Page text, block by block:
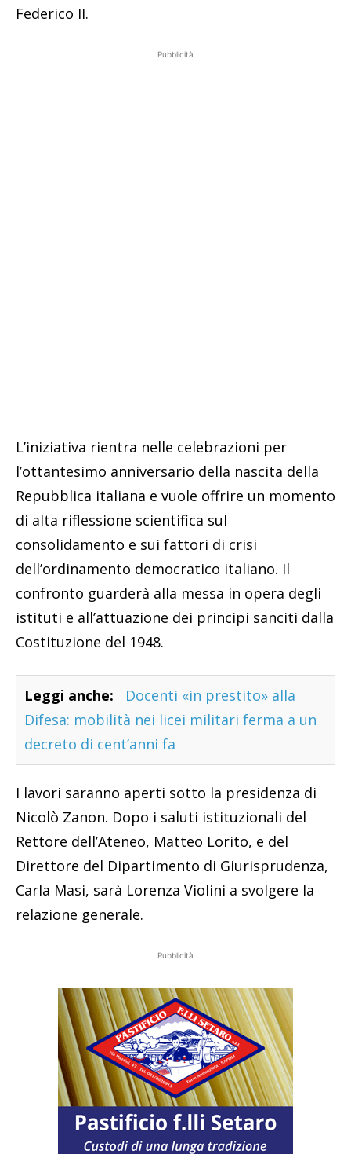
Federico II.
Pubblicità
L’iniziativa rientra nelle celebrazioni per
l’ottantesimo anniversario della nascita della
Repubblica italiana e vuole offrire un momento
di alta riflessione scientifica sul
consolidamento e sui fattori di crisi
dell’ordinamento democratico italiano. Il
confronto guarderà alla messa in opera degli
istituti e all’attuazione dei principi sanciti dalla
Costituzione del 1948.
Leggi anche:
Docenti «in prestito» alla
Difesa: mobilità nei licei militari ferma a un
decreto di cent’anni fa
I lavori saranno aperti sotto la presidenza di
Nicolò Zanon. Dopo i saluti istituzionali del
Rettore dell’Ateneo, Matteo Lorito, e del
Direttore del Dipartimento di Giurisprudenza,
Carla Masi, sarà Lorenza Violini a svolgere la
relazione generale.
Pubblicità